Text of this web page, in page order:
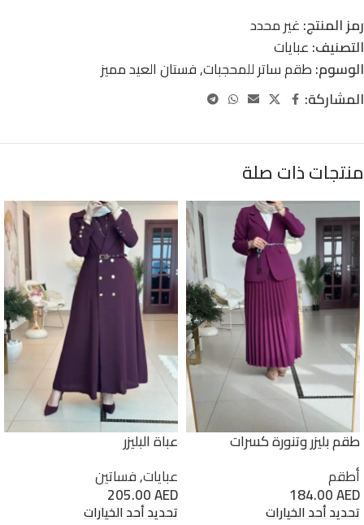
رمز المنتج:غير محدد
التصنيف:عبايات
الوسوم:طقم ساتر للمحجبات,فستان العيد مميز
المشاركة:
منتجات ذات صلة
طقم بليزر وتنورة كسرات
أطقم
184.00AED
تحديد أحد الخيارات
عباة البليزر
عبايات,فساتين
205.00AED
تحديد أحد الخيارات